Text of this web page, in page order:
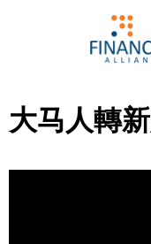
大马人轉